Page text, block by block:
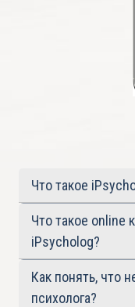
Что такое
Что такое online
iPsycholog?
Как понять, что
психолога?